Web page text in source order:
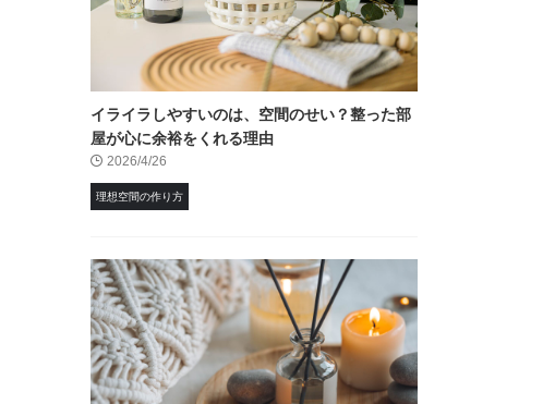
イライラしやすいのは、空間のせい？整った部
屋が心に余裕をくれる理由
2026/4/26
理想空間の作り方